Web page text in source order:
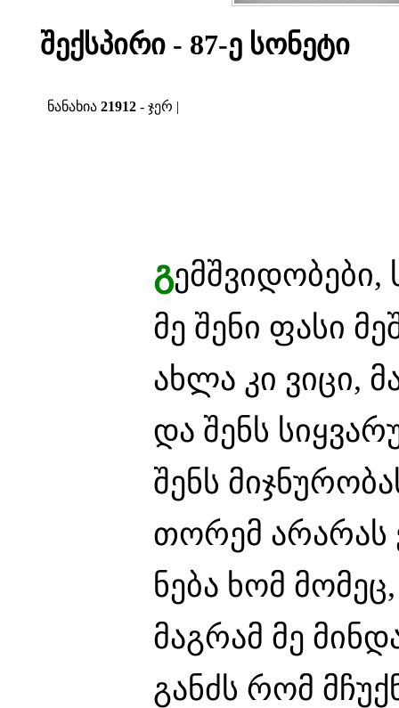
შექსპირი - 87-ე სონეტი
ნანახია 21912 - ჯერ |
გემშვიდობები,
მე შენი ფასი
ახლა კი ვიცი,
და შენს
შენს
თორემ არარას
ნება ხომ
მაგრამ მე
განძს რომ